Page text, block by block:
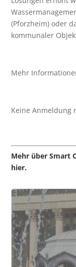
(Pforzheim) oder
kommunaler
Mehr
Keine Anmeldung
Mehr über Smart
hier.